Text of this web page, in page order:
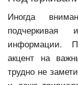
Иногда
информации.
акцент на
трудно не